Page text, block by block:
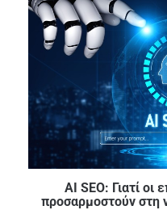
AI SEO: Γιατί οι
προσαρμοστούν στη